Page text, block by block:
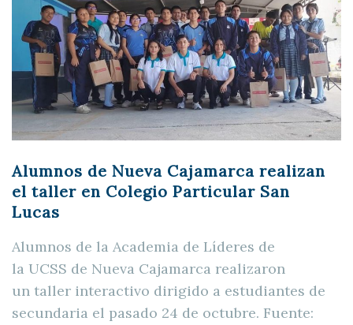
Alumnos de Nueva Cajamarca realizan
el taller en Colegio Particular San
Lucas
Alumnos de la Academia de Líderes de
la UCSS de Nueva Cajamarca realizaron
un taller interactivo dirigido a estudiantes de
secundaria el pasado 24 de octubre. Fuente: